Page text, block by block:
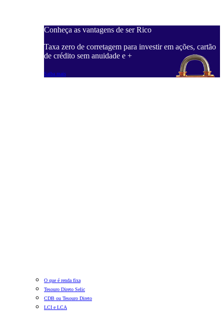
Conheça as vantagens de ser Rico
Taxa zero de corretagem para investir em ações, cartão
de crédito sem anuidade e +
Saiba mais
O que é renda fixa
Tesouro Direto Selic
CDB ou Tesouro Direto
LCI e LCA